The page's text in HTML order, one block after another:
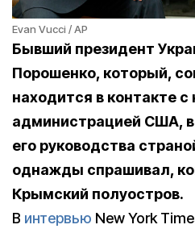
Evan Vucci / AP
Бывший президент
Порошенко, который,
находится в контакте
администрацией США,
его руководства
однажды спрашивал,
Крымский полуостров.
В интервью New York